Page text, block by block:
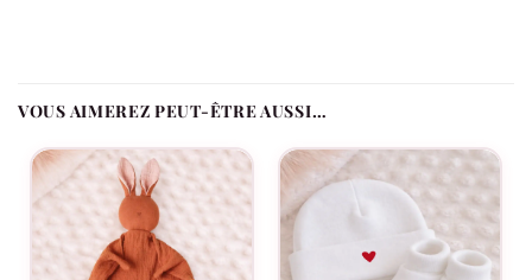
parents apprécient sa praticité au quotidien : enfilage simple,
herbe.
Pourquoi vous allez l’aimer
Crée une complicité visuelle immédiate entre frères et sœurs
VOUS AIMEREZ PEUT-ÊTRE AUSSI…